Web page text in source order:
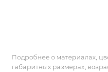
Подробнее о материалах,
габаритных размерах,